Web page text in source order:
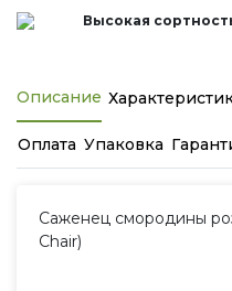
Высокая
Описание
Оплата Упаковка
Саженец смородины
Chair)